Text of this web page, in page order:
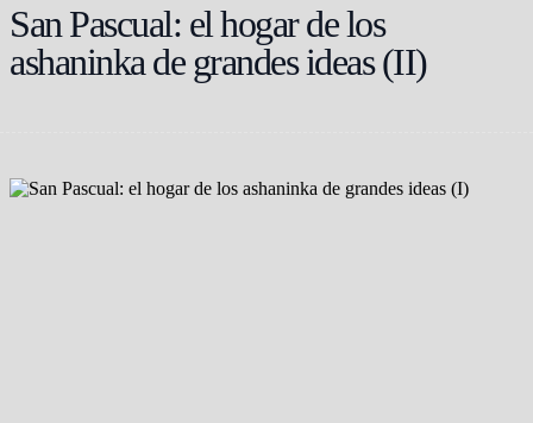
San Pascual: el hogar de los
ashaninka de grandes ideas (II)